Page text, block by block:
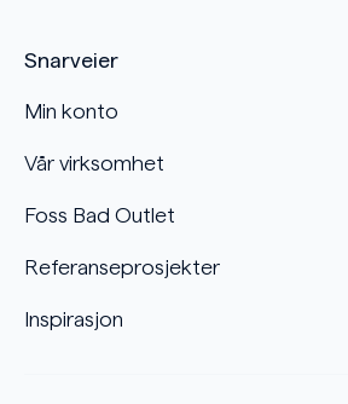
Snarveier
Min konto
Vår virksomhet
Foss Bad Outlet
Referanseprosjekter
Inspirasjon